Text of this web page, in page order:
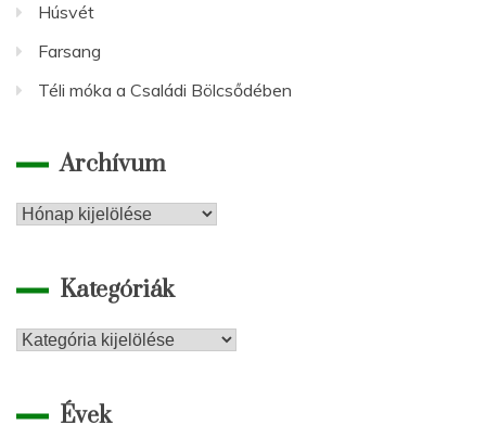
Húsvét
Farsang
Téli móka a Családi Bölcsődében
Archívum
Archívum
Kategóriák
Kategóriák
Évek